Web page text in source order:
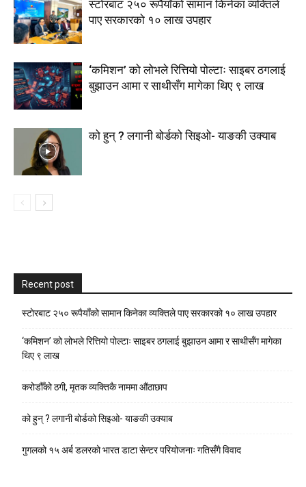
स्टाेरबाट २५० रूपैयाँको सामान किनेका व्यक्तिले
पाए सरकारको १० लाख उपहार
‘कमिशन’ को लोभले रित्तियो पोल्टाः साइबर ठगलाई
बुझाउन आमा र साथीसँग मागेका थिए ९ लाख
को हुन् ? लगानी बोर्डको सिइओ- याङकी उक्याब
Recent post
स्टाेरबाट २५० रूपैयाँको सामान किनेका व्यक्तिले पाए सरकारको १० लाख उपहार
‘कमिशन’ को लोभले रित्तियो पोल्टाः साइबर ठगलाई बुझाउन आमा र साथीसँग मागेका
थिए ९ लाख
करोडौँको ठगी, मृतक व्यक्तिकै नाममा औंठाछाप
को हुन् ? लगानी बोर्डको सिइओ- याङकी उक्याब
गुगलको १५ अर्ब डलरको भारत डाटा सेन्टर परियोजनाः गतिसँगै विवाद